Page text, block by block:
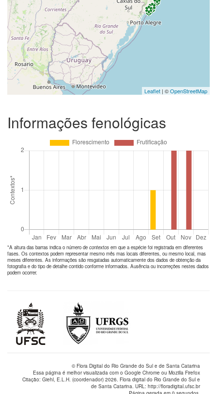
Leaflet | ©OpenStreetMap
Informações fenológicas
*A altura das barras indica o número de contextos em que a espécie foi registrada em diferentes
fases. Os contextos podem representar mesmo mês mas locais diferentes, ou mesmo local, mas
meses diferentes. As informações são resgatadas automaticamente dos dados de obtenção da
fotografia e do tipo de detalhe contido conforme informados. Ausência ou incorreções nestes dados
podem ocorrer.
© Flora Digital do Rio Grande do Sul e de Santa Catarina
Essa página é melhor visualizada com o Google Chrome ou Mozilla Firefox
Citação: Giehl, E.L.H. (coordenador) 2026. Flora digital do Rio Grande do Sul e
de Santa Catarina. URL: http://floradigital.ufsc.br